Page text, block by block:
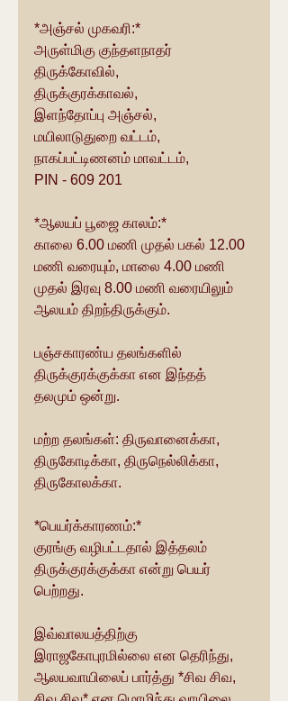
*அஞ்சல் முகவரி:*
அருள்மிகு குந்தளநாதர்
திருக்கோவில்,
திருக்குரக்காவல்,
இளந்தோப்பு அஞ்சல்,
மயிலாடுதுறை வட்டம்,
நாகப்பட்டிணனம் மாவட்டம்,
PIN - 609 201
*ஆலயப் பூஜை காலம்:*
காலை 6.00 மணி முதல் பகல் 12.00
மணி வரையும், மாலை 4.00 மணி
முதல் இரவு 8.00 மணி வரையிலும்
ஆலயம் திறந்திருக்கும்.
பஞ்சகாரண்ய தலங்களில்
திருக்குரக்குக்கா என இந்தத்
தலமும் ஒன்று.
மற்ற தலங்கள்: திருவானைக்கா,
திருகோடிக்கா, திருநெல்லிக்கா,
திருகோலக்கா.
*பெயர்க்காரணம்:*
குரங்கு வழிபட்டதால் இத்தலம்
திருக்குரக்குக்கா என்று பெயர்
பெற்றது.
இவ்வாலயத்திற்கு
இராஜகோபுரமில்லை என தெரிந்து,
ஆலயவாயிலைப் பார்த்து *சிவ சிவ,